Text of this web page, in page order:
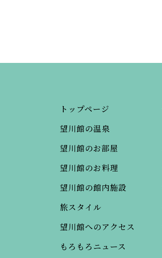
トップページ
望川館の温泉
望川館のお部屋
望川館のお料理
望川館の館内施設
旅スタイル
望川館へのアクセス
もろもろニュース